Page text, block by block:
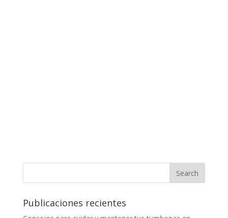
Publicaciones recientes